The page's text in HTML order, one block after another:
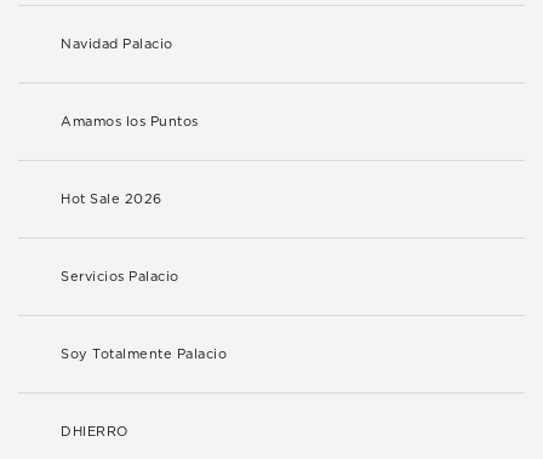
Navidad Palacio
Amamos los Puntos
Hot Sale 2026
Servicios Palacio
Soy Totalmente Palacio
DHIERRO